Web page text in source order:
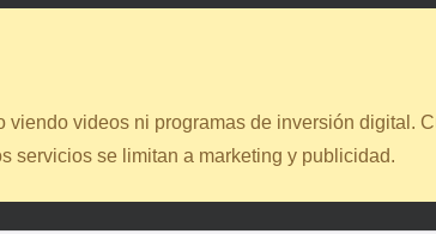
videos ni programas de inversión digital.
servicios se limitan a marketing y publicidad.